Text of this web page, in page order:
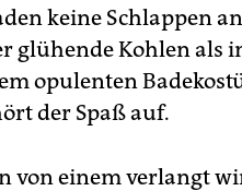
keine Schlappen
glühende Kohlen als
opulenten
der Spaß auf.
von einem verlangt